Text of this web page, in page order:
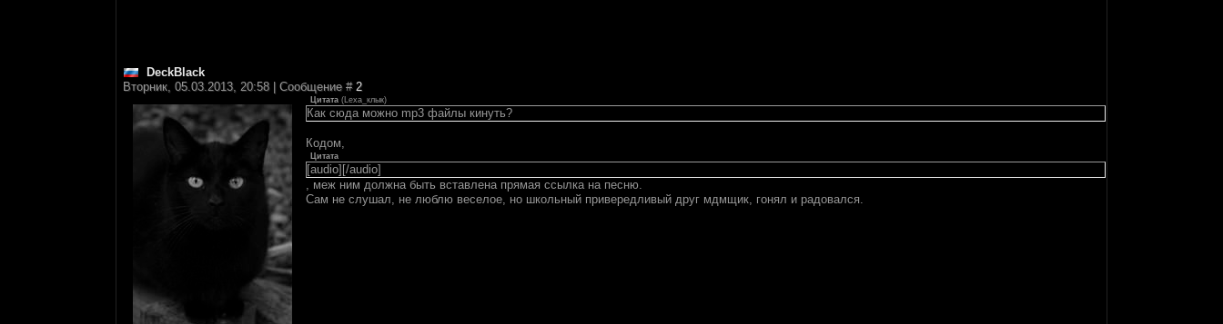
DeckBlack
Вторник, 05.03.2013, 20:58 | Сообщение # 2
Цитата (Lexa_клык)
Как сюда можно mp3 файлы кинуть?
Кодом,
Цитата
[audio][/audio]
, меж ним должна быть вставлена прямая ссылка на песню.
Сам не слушал, не люблю веселое, но школьный привередливый друг мдмщик, гонял и радовался.